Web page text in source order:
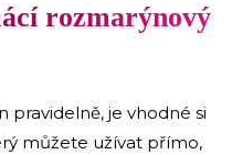
rozmarýnový
pravidelně, je vhodné si
můžete užívat přímo,